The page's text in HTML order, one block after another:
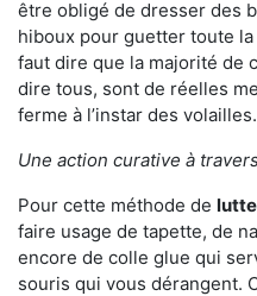
être obligé de dresser des
hiboux pour guetter toute
faut dire que la majorité de
dire tous, sont de réelles
ferme à l’instar des volailles.
Une action curative à
Pour cette méthode de
faire usage de tapette, de
encore de colle glue qui
souris qui vous dérangent.